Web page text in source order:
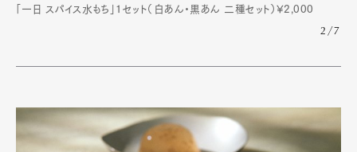
「一日 スパイス水もち」1セット（白あん・黒あん 二種セット）¥2,000
2/7